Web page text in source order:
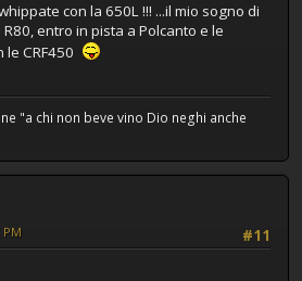
con la 650L !!! ...il mio sogno di
entro in pista a Polcanto e le
CRF450
"a chi non beve vino Dio neghi anche
#11